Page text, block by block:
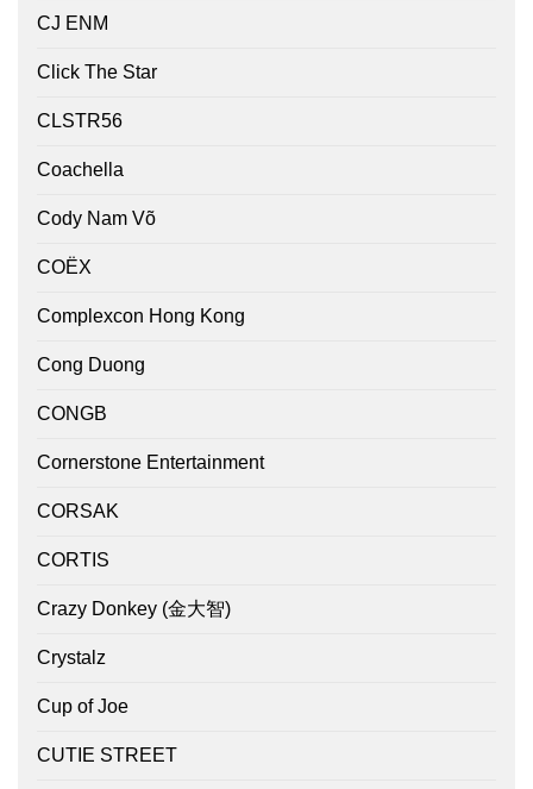
CJ ENM
Click The Star
CLSTR56
Coachella
Cody Nam Võ
COËX
Complexcon Hong Kong
Cong Duong
CONGB
Cornerstone Entertainment
CORSAK
CORTIS
Crazy Donkey (金大智)
Crystalz
Cup of Joe
CUTIE STREET